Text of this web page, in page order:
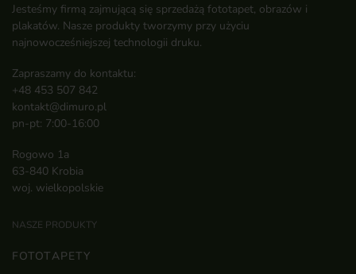
Jesteśmy firmą zajmującą się sprzedażą fototapet, obrazów i
plakatów. Nasze produkty tworzymy przy użyciu
najnowocześniejszej technologii druku.
Zapraszamy do kontaktu:
+48 453 507 842
kontakt@dimuro.pl
pn-pt: 7:00-16:00
Rogowo 1a
63-840 Krobia
woj. wielkopolskie
NASZE PRODUKTY
FOTOTAPETY